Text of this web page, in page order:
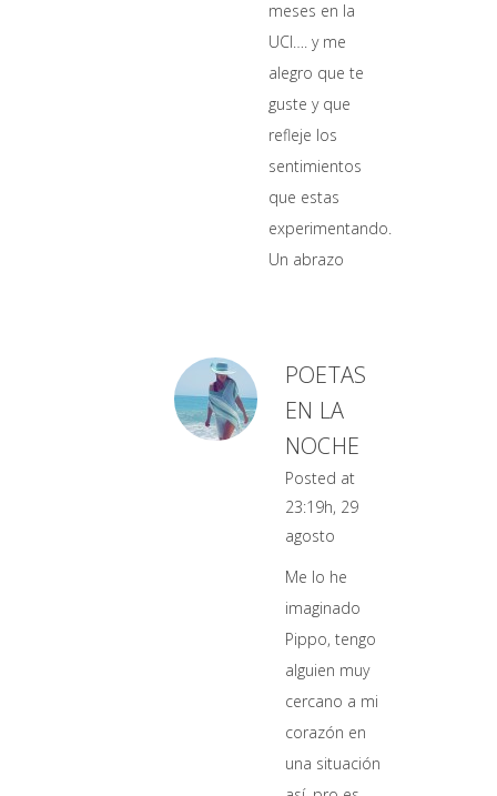
meses en la
UCI…. y me
alegro que te
guste y que
refleje los
sentimientos
que estas
experimentando.
Un abrazo
POETAS
EN LA
NOCHE
Posted at
23:19h, 29
agosto
Me lo he
imaginado
Pippo, tengo
alguien muy
cercano a mi
corazón en
una situación